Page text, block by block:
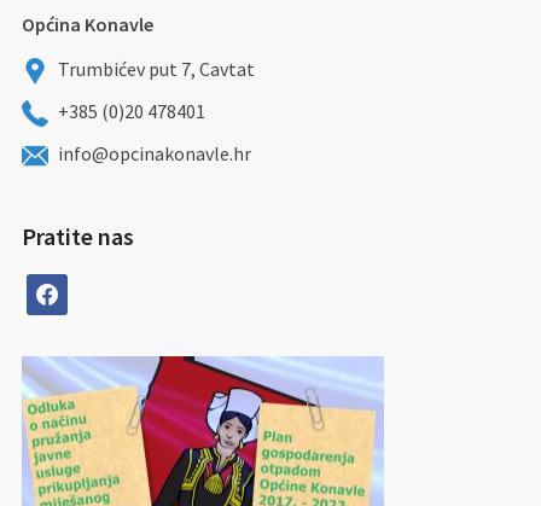
Općina Konavle
Trumbićev put 7, Cavtat
+385 (0)20 478401
info@opcinakonavle.hr
Pratite nas
facebook